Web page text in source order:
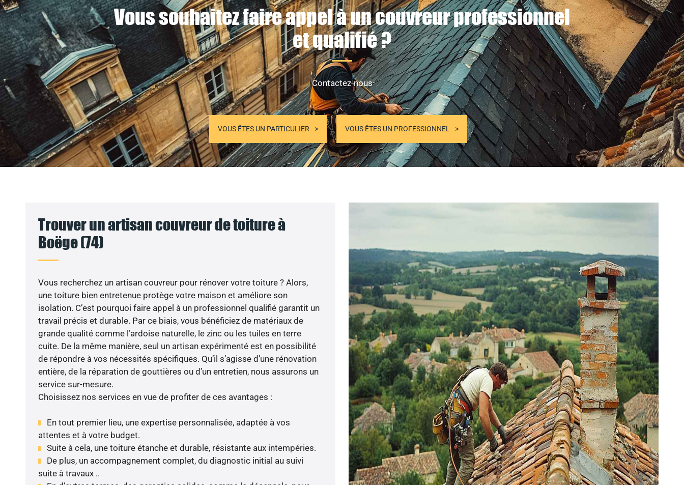
Vous souhaitez faire appel à un couvreur professionnel
et qualifié ?
Contactez-nous
VOUS ÊTES UN PARTICULIER VOUS ÊTES UN PROFESSIONNEL
Trouver un artisan couvreur de toiture à
Boëge (74)
Vous recherchez un artisan couvreur pour rénover votre toiture ? Alors,
une toiture bien entretenue protège votre maison et améliore son
isolation. C’est pourquoi faire appel à un professionnel qualifié garantit un
travail précis et durable. Par ce biais, vous bénéficiez de matériaux de
grande qualité comme l’ardoise naturelle, le zinc ou les tuiles en terre
cuite. De la même manière, seul un artisan expérimenté est en possibilité
de répondre à vos nécessités spécifiques. Qu’il s’agisse d’une rénovation
entière, de la réparation de gouttières ou d’un entretien, nous assurons un
service sur-mesure.
Choisissez nos services en vue de profiter de ces avantages :
En tout premier lieu, une expertise personnalisée, adaptée à vos
attentes et à votre budget.
Suite à cela, une toiture étanche et durable, résistante aux intempéries.
De plus, un accompagnement complet, du diagnostic initial au suivi
suite à travaux ..